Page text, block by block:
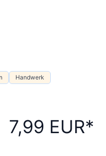
Handwerk
7,99 EUR